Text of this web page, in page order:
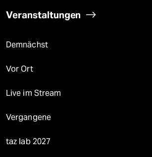
Veranstaltungen
Demnächst
Vor Ort
Live im Stream
Vergangene
taz lab 2027